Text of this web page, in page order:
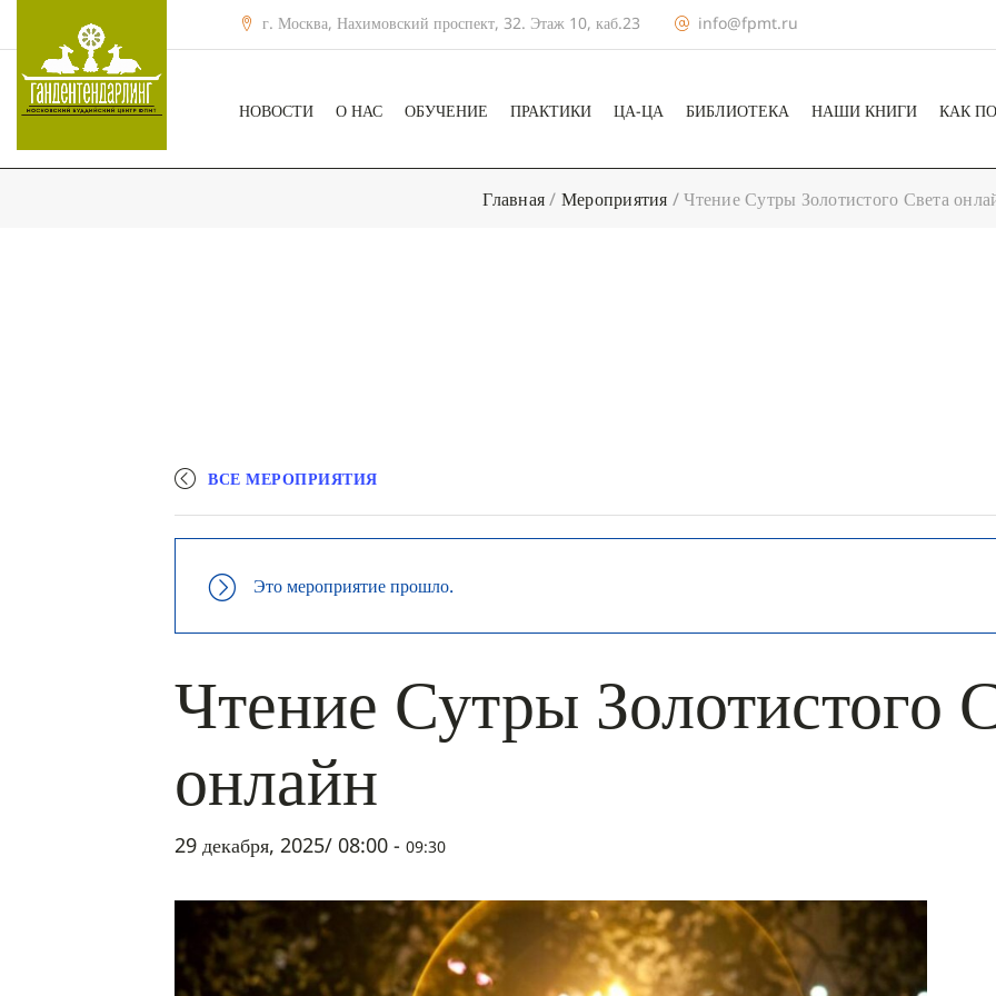
г. Москва, Нахимовский проспект, 32. Этаж 10, каб.23 info@fpmt.ru
НОВОСТИ О НАС ОБУЧЕНИЕ ПРАКТИКИ ЦА-ЦА БИБЛИОТЕКА НАШИ КНИГИ КАК
Главная/ Мероприятия /Чтение Сутры Золотистого Света
ВСЕ МЕРОПРИЯТИЯ
Это мероприятие прошло.
Чтение Сутры Золотистого
онлайн
29 декабря, 2025/ 08:00 - 09:30